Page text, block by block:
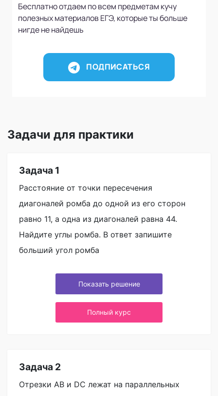
Бесплатно отдаем по всем предметам кучу
полезных материалов ЕГЭ, которые ты больше
нигде не найдешь
ПОДПИСАТЬСЯ
Задачи для практики
Задача 1
Расстояние от точки пересечения
диагоналей ромба до одной из его сторон
равно 11, а одна из диагоналей равна 44.
Найдите углы ромба. В ответ запишите
больший угол ромба
Показать решение
Полный курс
Задача 2
Отрезки AB и DC лежат на параллельных